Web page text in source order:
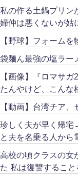
私の作る土鍋プリン
婦仲は悪くないが姑
【野球】フォーム
袋麺ん最強の塩ラー
【画像】『ロマサ
たんやけど、こんな
【動画】台湾チア
珍しく夫が早く帰宅
と夫を名乗る人から
高校の頃クラスの女
た 私は復讐するこ